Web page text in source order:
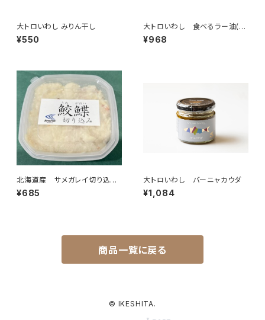
大トロいわし みりん干し
¥550
大トロいわし 食べるラー油(辛
口味)
¥968
北海道産 サメガレイ切り込み
（150ｇ）
¥685
大トロいわし バーニャカウダ
¥1,084
商品一覧に戻る
© IKESHITA.